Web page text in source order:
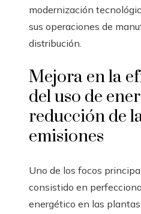
modernización
sus operaciones de
distribución.
Mejora en la
del uso de
reducción de
emisiones
Uno de los focos
consistido en
energético en las